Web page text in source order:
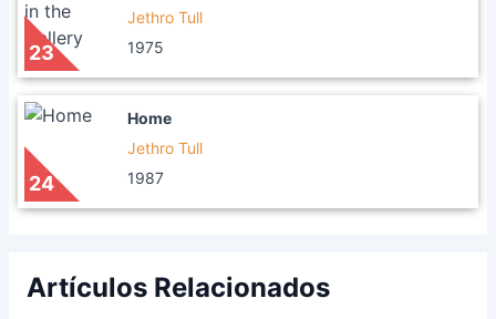
23
Jethro Tull
1975
24
Home
Jethro Tull
1987
Artículos Relacionados